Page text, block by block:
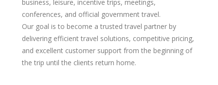
business, leisure, incentive trips, meetings,
conferences, and official government travel.
Our goal is to become a trusted travel partner by
delivering efficient travel solutions, competitive pricing,
and excellent customer support from the beginning of
the trip until the clients return home.